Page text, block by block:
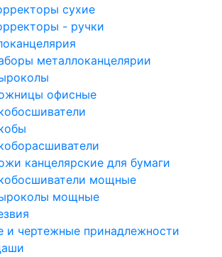
сухие
- ручки
металлоканцелярии
офисные
канцелярские для бумаги
мощные
мощные
и чертежные принадлежности